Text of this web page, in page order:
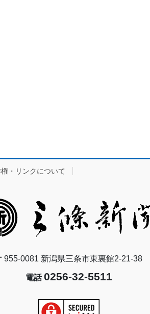
・リンクについて
955-0081 新潟県三条市東裏館2-21-38
電話0256-32-5511